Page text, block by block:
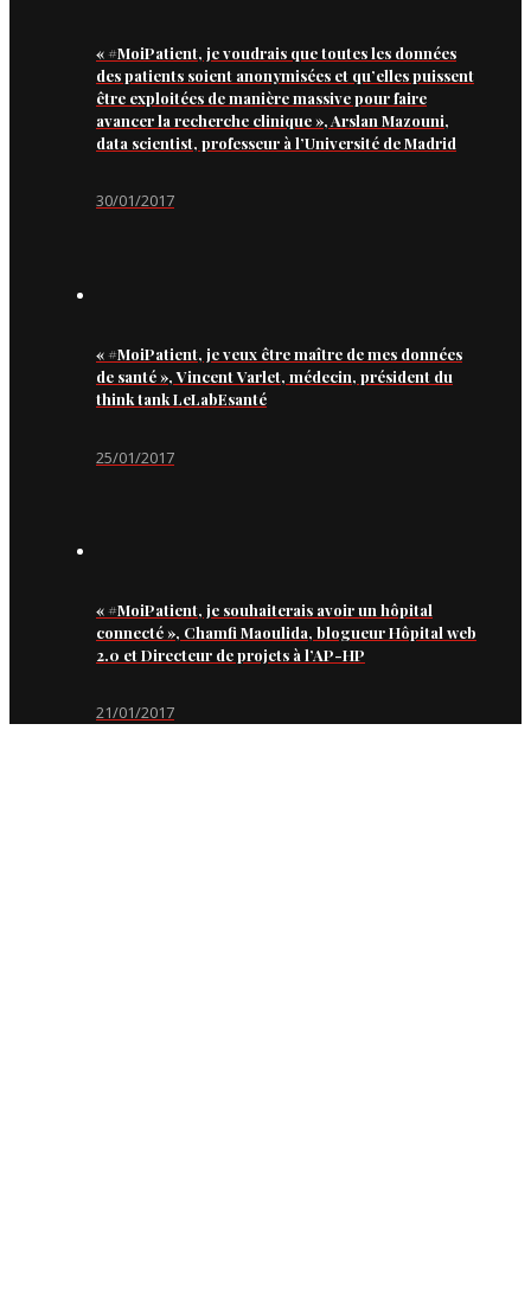
« #MoiPatient, je voudrais que toutes les données
des patients soient anonymisées et qu’elles puissent
être exploitées de manière massive pour faire
avancer la recherche clinique », Arslan Mazouni,
data scientist, professeur à l’Université de Madrid
30/01/2017
« #MoiPatient, je veux être maître de mes données
de santé », Vincent Varlet, médecin, président du
think tank LeLabEsanté
25/01/2017
« #MoiPatient, je souhaiterais avoir un hôpital
connecté », Chamfi Maoulida, blogueur Hôpital web
2.0 et Directeur de projets à l’AP-HP
21/01/2017